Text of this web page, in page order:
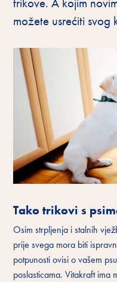
možete usrećiti
Tako trikovi s
Osim strpljenja i stalnih
prije svega mora biti
potpunosti ovisi o vašem
poslasticama. Vitakraft